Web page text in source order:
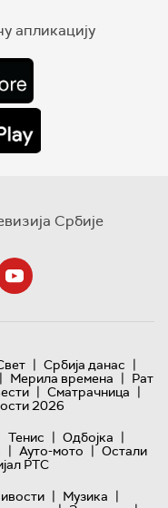
апликацију
Србије
| Србија данас |
| Мерила времена | Рат
| Сматрачница |
2026
Тенис | Одбојка |
| Ауто-мото | Остали
РТС
| Музика |